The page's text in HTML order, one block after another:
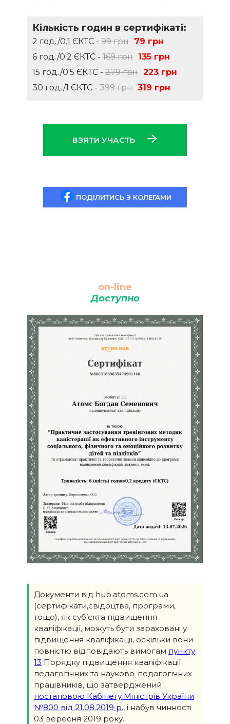
Кількість годин в сертифікаті:
2 год./0.1 ЄКТС - 99 грн 79 грн
6 год./0.2 ЄКТС - 169 грн 135 грн
15 год./0.5 ЄКТС - 279 грн 223 грн
30 год./1 ЄКТС - 399 грн 319 грн
ВЗЯТИ УЧАСТЬ
ПОДІЛИТИСЬ З КОЛЕГАМИ
on-line
Доступно
Документи від hub.atoms.com.ua
(сертифікати,свідоцтва, програми,
тощо), як суб’єкта підвищення
кваліфікації, можуть бути зараховані у
підвищення кваліфікації, оскільки вони
повністю відповідають вимогам пункту
13 Порядку підвищення кваліфікації
педагогічних та науково-педагогічних
працівників, що затверджений
постановою Кабінету Міністрів України
№800 від 21.08.2019 р., і набув чинності
03 вересня 2019 року.